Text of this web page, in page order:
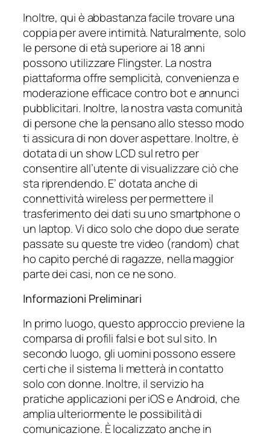
Inoltre, qui è abbastanza facile trovare una
coppia per avere intimità. Naturalmente, solo
le persone di età superiore ai 18 anni
possono utilizzare Flingster. La nostra
piattaforma offre semplicità, convenienza e
moderazione efficace contro bot e annunci
pubblicitari. Inoltre, la nostra vasta comunità
di persone che la pensano allo stesso modo
ti assicura di non dover aspettare. Inoltre, è
dotata di un show LCD sul retro per
consentire all’utente di visualizzare ciò che
sta riprendendo. E’ dotata anche di
connettività wireless per permettere il
trasferimento dei dati su uno smartphone o
un laptop. Vi dico solo che dopo due serate
passate su queste tre video (random) chat
ho capito perché di ragazze, nella maggior
parte dei casi, non ce ne sono.
Informazioni Preliminari
In primo luogo, questo approccio previene la
comparsa di profili falsi e bot sul sito. In
secondo luogo, gli uomini possono essere
certi che il sistema li metterà in contatto
solo con donne. Inoltre, il servizio ha
pratiche applicazioni per iOS e Android, che
amplia ulteriormente le possibilità di
comunicazione. È localizzato anche in